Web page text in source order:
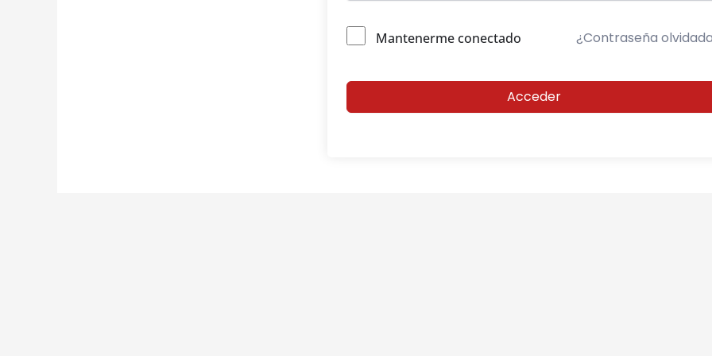
Mantenerme conectado ¿Contraseña
Acceder